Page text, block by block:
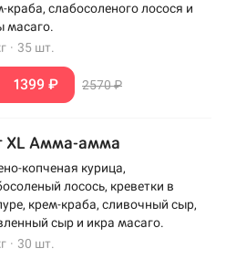
краба, слабосоленого лосося и
масаго.
· 35 шт.
1399 ₽ 2570 ₽
XL Амма-амма
копченая курица,
лосось, креветки в
крем-краба, сливочный сыр,
сыр и икра масаго.
· 30 шт.